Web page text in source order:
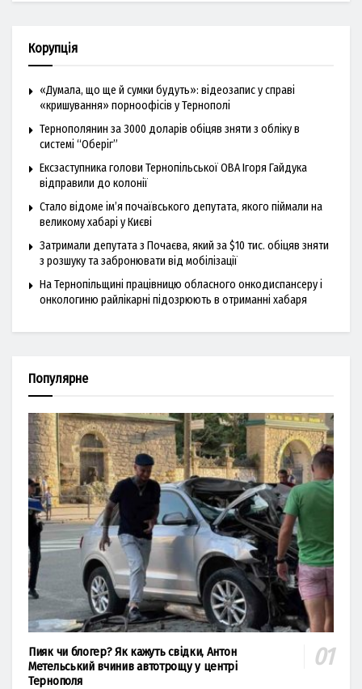
Корупція
«Думала, що ще й сумки будуть»: відеозапис у справі
«кришування» порноофісів у Тернополі
Тернополянин за 3000 доларів обіцяв зняти з обліку в
системі “Оберіг”
Ексзаступника голови Тернопільської ОВА Ігоря Гайдука
відправили до колонії
Стало відоме ім’я почаївського депутата, якого піймали на
великому хабарі у Києві
Затримали депутата з Почаєва, який за $10 тис. обіцяв зняти
з розшуку та забронювати від мобілізації
На Тернопільщині працівницю обласного онкодиспансеру і
онкологиню райлікарні підозрюють в отриманні хабаря
Популярне
Пияк чи блогер? Як кажуть свідки, Антон
Метельський вчинив автотрощу у центрі
Тернополя